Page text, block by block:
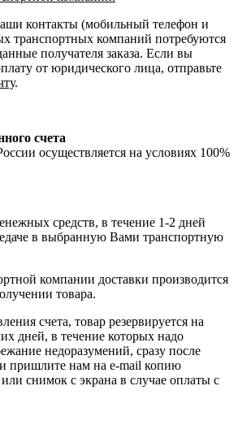
контакты (мобильный телефон и
транспортных компаний потребуются
получателя заказа. Если вы
от юридического лица, отправьте
.
счета
осуществляется на условиях 100%
средств, в течение 1-2 дней
в выбранную Вами транспортную
компании доставки производится
товара.
счета, товар резервируется на
дней, в течение которых надо
недоразумений, сразу после
пришлите нам на e-mail копию
снимок с экрана в случае оплаты с